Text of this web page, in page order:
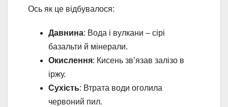
Ось як це відбувалося:
Давнина: Вода і вулкани – сірі
базальти й мінерали.
Окислення: Кисень зв’язав залізо в
іржу.
Сухість: Втрата води оголила
червоний пил.